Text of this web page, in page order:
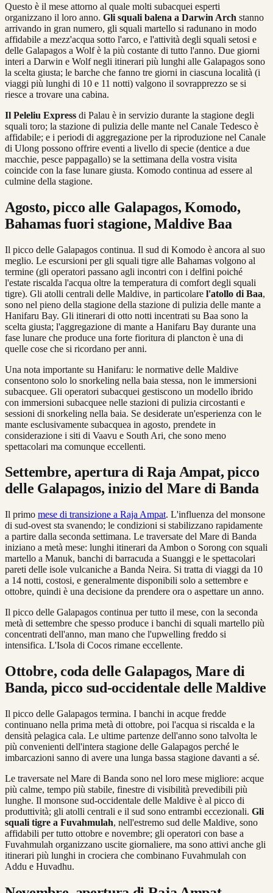
Questo è il mese attorno al quale molti subacquei esperti
organizzano il loro anno. Gli squali balena a Darwin Arch stanno
arrivando in gran numero, gli squali martello si radunano in modo
affidabile a mezz'acqua sotto l'arco, e l'attività degli squali setosi e
delle Galapagos a Wolf è la più costante di tutto l'anno. Due giorni
interi a Darwin e Wolf negli itinerari più lunghi alle Galapagos sono
la scelta giusta; le barche che fanno tre giorni in ciascuna località (i
viaggi più lunghi di 10 e 11 notti) valgono il sovrapprezzo se si
riesce a trovare una cabina.
Il Peleliu Express di Palau è in servizio durante la stagione degli
squali toro; la stazione di pulizia delle mante nel Canale Tedesco è
affidabile; e i periodi di aggregazione per la riproduzione nel Canale
di Ulong possono offrire eventi a livello di specie (dentice a due
macchie, pesce pappagallo) se la settimana della vostra visita
coincide con la fase lunare giusta. Komodo continua ad essere al
culmine della stagione.
Agosto, picco alle Galapagos, Komodo,
Bahamas fuori stagione, Maldive Baa
Il picco delle Galapagos continua. Il sud di Komodo è ancora al suo
meglio. Le escursioni per gli squali tigre alle Bahamas volgono al
termine (gli operatori passano agli incontri con i delfini poiché
l'estate riscalda l'acqua oltre la temperatura di comfort degli squali
tigre). Gli atolli centrali delle Maldive, in particolare l'atollo di Baa,
sono nel pieno della stagione della stazione di pulizia delle mante a
Hanifaru Bay. Gli itinerari di otto notti incentrati su Baa sono la
scelta giusta; l'aggregazione di mante a Hanifaru Bay durante una
fase lunare che produce una forte fioritura di plancton è una di
quelle cose che si ricordano per anni.
Una nota importante su Hanifaru: le normative delle Maldive
consentono solo lo snorkeling nella baia stessa, non le immersioni
subacquee. Gli operatori subacquei gestiscono un modello ibrido
con immersioni subacquee nelle stazioni di pulizia circostanti e
sessioni di snorkeling nella baia. Se desiderate un'esperienza con le
mante esclusivamente subacquea in agosto, prendete in
considerazione i siti di Vaavu e South Ari, che sono meno
spettacolari ma comunque eccellenti.
Settembre, apertura di Raja Ampat, picco
delle Galapagos, inizio del Mare di Banda
Il primo mese di transizione a Raja Ampat. L'influenza del monsone
di sud-ovest sta svanendo; le condizioni si stabilizzano rapidamente
a partire dalla seconda settimana. Le traversate del Mare di Banda
iniziano a metà mese: lunghi itinerari da Ambon o Sorong con squali
martello a Manuk, banchi di barracuda a Suanggi e le spettacolari
pareti delle isole vulcaniche a Banda Neira. Si tratta di viaggi da 10
a 14 notti, costosi, e generalmente disponibili solo a settembre e
ottobre, quindi è una decisione da prendere ora o aspettare un anno.
Il picco delle Galapagos continua per tutto il mese, con la seconda
metà di settembre che spesso produce i banchi di squali martello più
concentrati dell'anno, man mano che l'upwelling freddo si
intensifica. L'Isola di Cocos rimane eccellente.
Ottobre, coda delle Galapagos, Mare di
Banda, picco sud-occidentale delle Maldive
Il picco delle Galapagos termina. I banchi in acque fredde
continuano nella prima metà di ottobre, poi l'acqua si riscalda e la
densità pelagica cala. Le ultime partenze dell'anno sono talvolta le
più convenienti dell'intera stagione delle Galapagos perché le
imbarcazioni sanno di avere una lunga bassa stagione davanti a sé.
Le traversate nel Mare di Banda sono nel loro mese migliore: acque
più calme, tempo più stabile, finestre di visibilità prevedibili più
lunghe. Il monsone sud-occidentale delle Maldive è al picco di
produttività; gli atolli centrali e il sud sono entrambi eccezionali. Gli
squali tigre a Fuvahmulah, nell'estremo sud delle Maldive, sono
affidabili per tutto ottobre e novembre; gli operatori con base a
Fuvahmulah organizzano uscite giornaliere, ma sono attivi anche gli
itinerari più lunghi in crociera che combinano Fuvahmulah con
Addu e Huvadhu.